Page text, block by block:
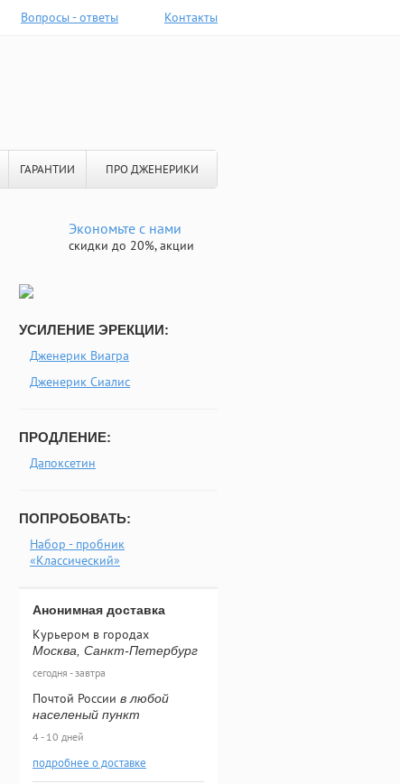
Вопросы - ответы Контакты
ГАРАНТИИ ПРО ДЖЕНЕРИКИ
Экономьте с нами
скидки до 20%, акции
УСИЛЕНИЕ ЭРЕКЦИИ:
Дженерик Виагра
Дженерик Сиалис
ПРОДЛЕНИЕ:
Дапоксетин
ПОПРОБОВАТЬ:
Набор - пробник
«Классический»
Анонимная доставка
Курьером в городах
Москва, Санкт-Петербург
сегодня - завтра
Почтой России в любой
населеный пункт
4 - 10 дней
подробнее о доставке